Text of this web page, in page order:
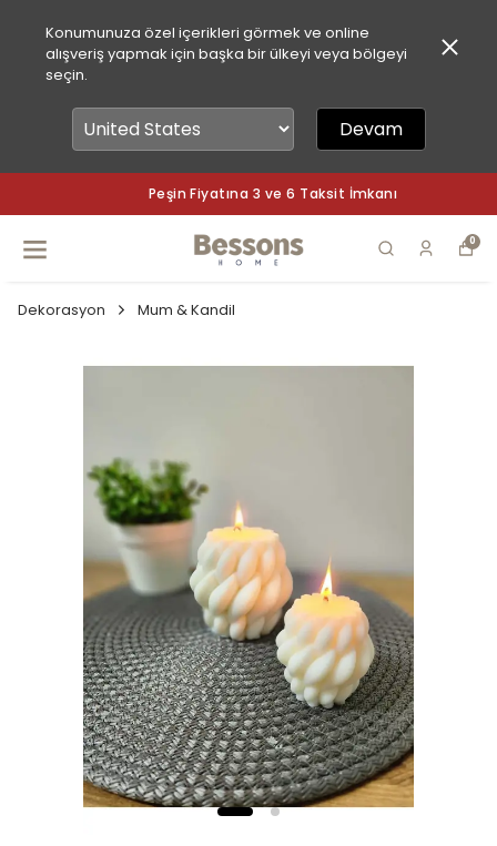
Konumunuza özel içerikleri görmek ve online
alışveriş yapmak için başka bir ülkeyi veya bölgeyi
seçin.
Devam
Peşin Fiyatına 3 ve 6 Taksit İmkanı
0
Dekorasyon Mum & Kandil